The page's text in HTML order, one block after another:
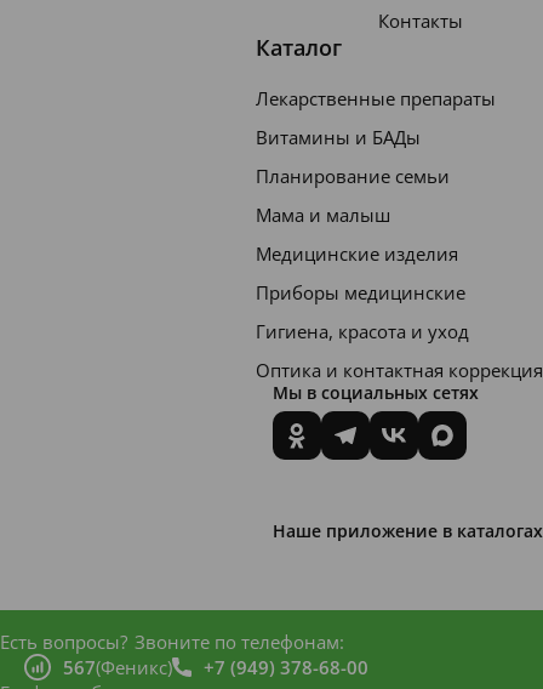
Контакты
Каталог
Лекарственные препараты
Витамины и БАДы
Планирование семьи
Мама и малыш
Медицинские изделия
Приборы медицинские
Гигиена, красота и уход
Оптика и контактная коррекция
Мы в социальных сетях
Наше приложение в каталогах
Есть вопросы? Звоните по телефонам:
567(Феникс)
+7 (949) 378-68-00